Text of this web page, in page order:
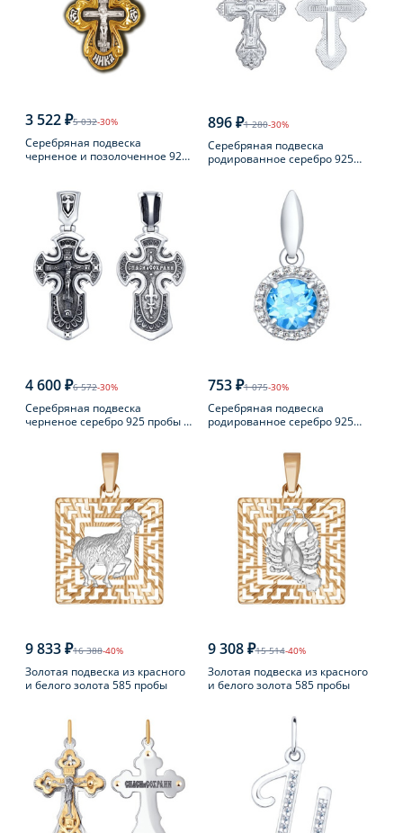
3 522 ₽5 032-30%
Серебряная подвеска
черненое и позолоченное 925
896 ₽1 280-30%
Серебряная подвеска
родированное серебро 925
4 600 ₽6 572-30%
Серебряная подвеска
черненое серебро 925 пробы с
753 ₽1 075-30%
Серебряная подвеска
родированное серебро 925
9 833 ₽16 388-40%
Золотая подвеска из красного
и белого золота 585 пробы
9 308 ₽15 514-40%
Золотая подвеска из красного
и белого золота 585 пробы